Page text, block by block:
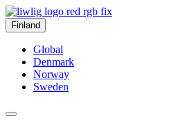
Finland
Global
Denmark
Norway
Sweden